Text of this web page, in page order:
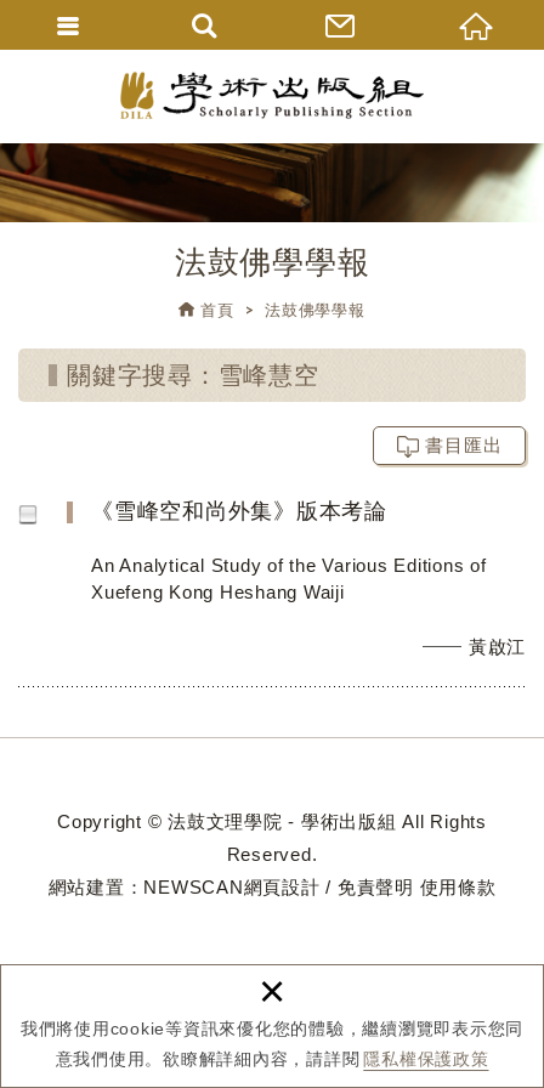
我們將使用cookie等資訊來優化您的體驗，繼續瀏覽即表示您同
意我們使用。欲瞭解詳細內容，請詳閱 隱私權保護政策
×
法鼓佛學學報
首頁 法鼓佛學學報
關鍵字搜尋：雪峰慧空
書目匯出
《雪峰空和尚外集》版本考論
An Analytical Study of the Various Editions of
Xuefeng Kong Heshang Waiji
黃啟江
Copyright © 法鼓文理學院 - 學術出版組 All Rights
Reserved.
網站建置： NEWSCAN網頁設計 / 免責聲明 使用條款